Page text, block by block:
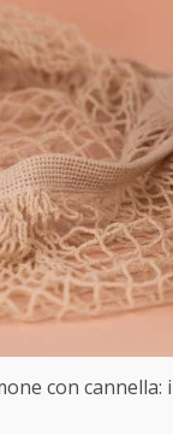
con